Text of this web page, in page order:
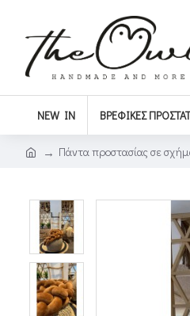
NEW IN ΒΡΕΦΙΚΈΣ
Πάντα προστασίας σε